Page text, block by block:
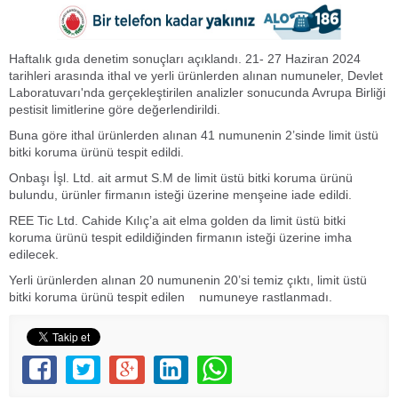
Haftalık gıda denetim sonuçları açıklandı. 21- 27 Haziran 2024
tarihleri arasında ithal ve yerli ürünlerden alınan numuneler, Devlet
Laboratuvarı'nda gerçekleştirilen analizler sonucunda Avrupa Birliği
pestisit limitlerine göre değerlendirildi.
Buna göre ithal ürünlerden alınan 41 numunenin 2’sinde limit üstü
bitki koruma ürünü tespit edildi.
Onbaşı İşl. Ltd. ait armut S.M de limit üstü bitki koruma ürünü
bulundu, ürünler firmanın isteği üzerine menşeine iade edildi.
REE Tic Ltd. Cahide Kılıç’a ait elma golden da limit üstü bitki
koruma ürünü tespit edildiğinden firmanın isteği üzerine imha
edilecek.
Yerli ürünlerden alınan 20 numunenin 20’si temiz çıktı, limit üstü
bitki koruma ürünü tespit edilen numuneye rastlanmadı.